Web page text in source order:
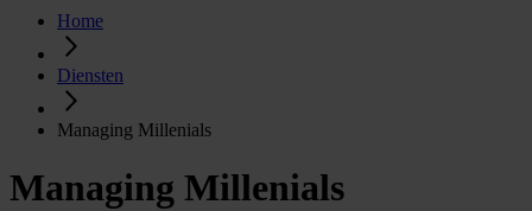
Home
Diensten
Managing Millenials
Managing Millenials